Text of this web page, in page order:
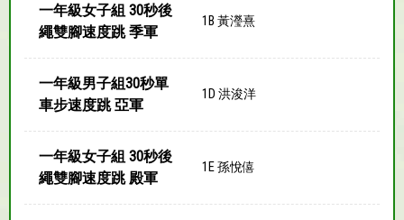
一年級女子組 30秒後
繩雙腳速度跳 季軍
1B 黃瀅熹
一年級男子組30秒單
車步速度跳 亞軍
1D 洪浚洋
一年級女子組 30秒後
繩雙腳速度跳 殿軍
1E 孫悅僖